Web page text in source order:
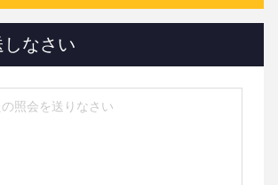
なさい